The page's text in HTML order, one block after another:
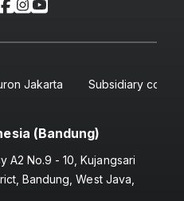
Jakarta Subsidiary
(Bandung)
A2 No.9 - 10, Kujangsari
Bandung, West Java,